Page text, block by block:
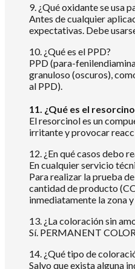
9. ¿Qué oxidante se usa
Antes de cualquier
expectativas. Debe
10. ¿Qué es el PPD?
PPD (para-
granuloso (oscuros),
al PPD).
11. ¿Qué es el
El resorcinol es un
irritante y provocar
12. ¿En qué casos debo
En cualquier servicio
Para realizar la prueba
cantidad de producto
inmediatamente la zona
13. ¿La coloración sin
Sí. PERMANENT
14. ¿Qué tipo de
Salvo que exista alguna